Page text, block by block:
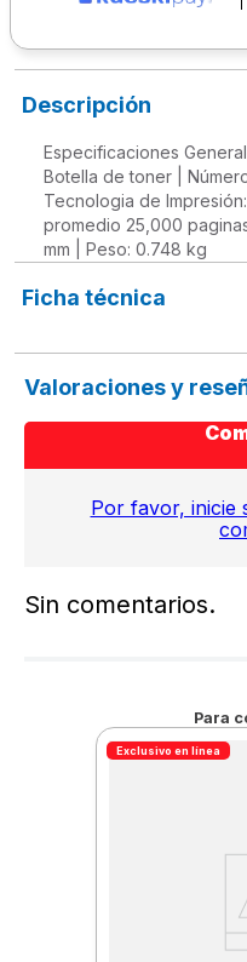
Descripción
Especificaciones
Botella de toner |
Tecnologia de
promedio 25,000
mm | Peso: 0.748 kg
Ficha técnica
Valoraciones y
Por favor, inicie
Sin comentarios.
Para
Exclusivo en línea